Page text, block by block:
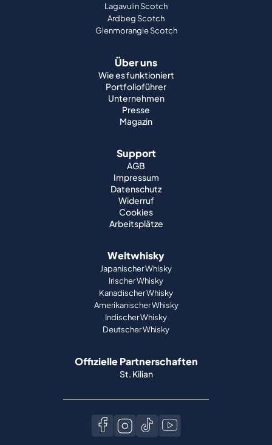
Lagavulin Scotch
Ardbeg Scotch
Glenmorangie Scotch
Über uns
Wie es funktioniert
Portfolioführer
Unternehmen
Presse
Magazin
Support
AGB
Impressum
Datenschutz
Widerruf
Cookies
Arbeitsplätze
Weltwhisky
Japanischer Whisky
Irischer Whisky
Kanadischer Whisky
Amerikanischer Whisky
Indischer Whisky
Deutscher Whisky
Offizielle Partnerschaften
St. Kilian